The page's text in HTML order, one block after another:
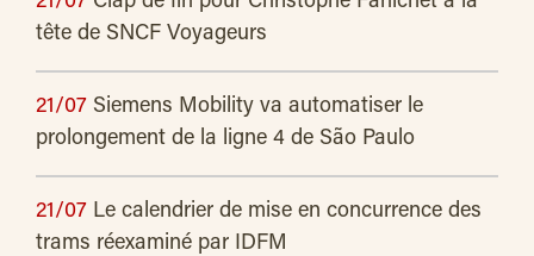
tête de SNCF Voyageurs
21/07 Siemens Mobility va automatiser le
prolongement de la ligne 4 de São Paulo
21/07 Le calendrier de mise en concurrence des
trams réexaminé par IDFM